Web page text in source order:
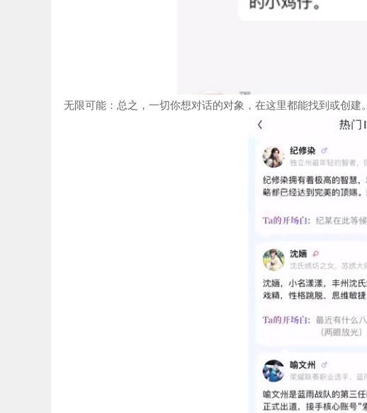
无限可能：总之，一切你想对话的对象，在这里都能找到或创建。